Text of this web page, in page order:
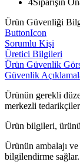
Ürün Güvenliği
ButtonIcon
Sorumlu Kişi
Üretici Bilgileri
Ürün Güvenlik
Güvenlik
Ürünün gerekli
merkezli
Ürün bilgileri,
Ürünün ambalajı
bilgilendirme sağlar.